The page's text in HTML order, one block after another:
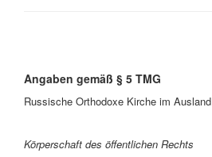
Angaben gemäß § 5 TMG
Russische Orthodoxe Kirche im Ausland
Körperschaft des öffentlichen Rechts